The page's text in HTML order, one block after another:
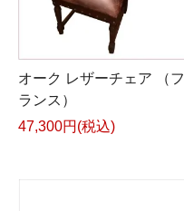
オーク レザーチェア （フ
ランス）
47,300円(税込)